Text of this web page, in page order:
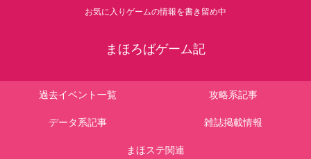
お気に入りゲームの情報を書き留め中
まほろばゲーム記
過去イベント一覧 攻略系記事
データ系記事 雑誌掲載情報
まほステ関連